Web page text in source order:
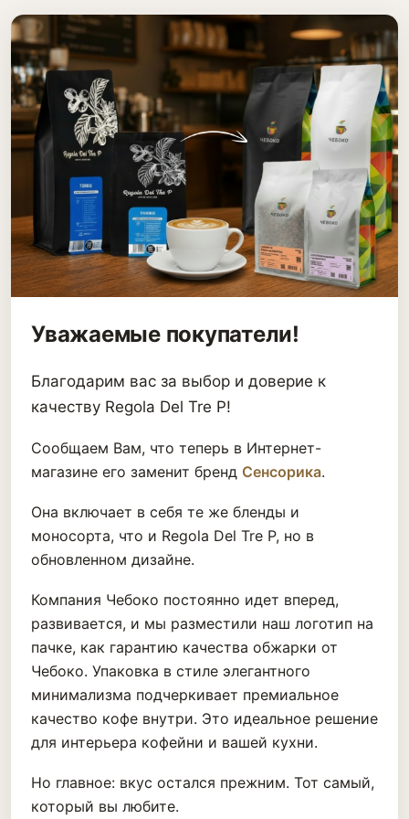
Уважаемые покупатели!
Благодарим вас за выбор и доверие к
качеству Regola Del Tre P!
Сообщаем Вам, что теперь в Интернет-
магазине его заменит бренд Сенсорика.
Она включает в себя те же бленды и
моносорта, что и Regola Del Tre P, но в
обновленном дизайне.
Компания Чебоко постоянно идет вперед,
развивается, и мы разместили наш логотип на
пачке, как гарантию качества обжарки от
Чебоко. Упаковка в стиле элегантного
минимализма подчеркивает премиальное
качество кофе внутри. Это идеальное решение
для интерьера кофейни и вашей кухни.
Но главное: вкус остался прежним. Тот самый,
который вы любите.